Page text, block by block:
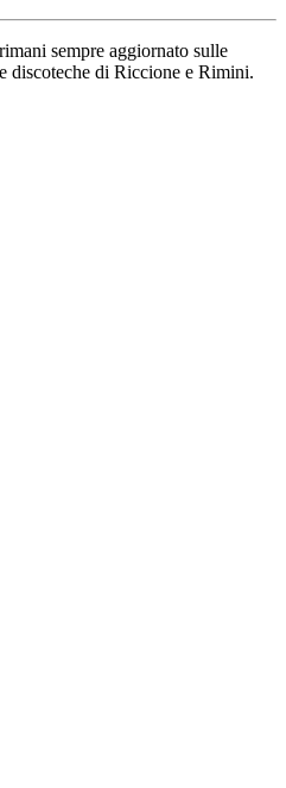
sempre aggiornato sulle
discoteche di Riccione e Rimini.